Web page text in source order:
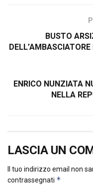
BUSTO
ENRICO NUNZIATA
NELLA
LASCIA UN
Il tuo indirizzo email non
contrassegnati *